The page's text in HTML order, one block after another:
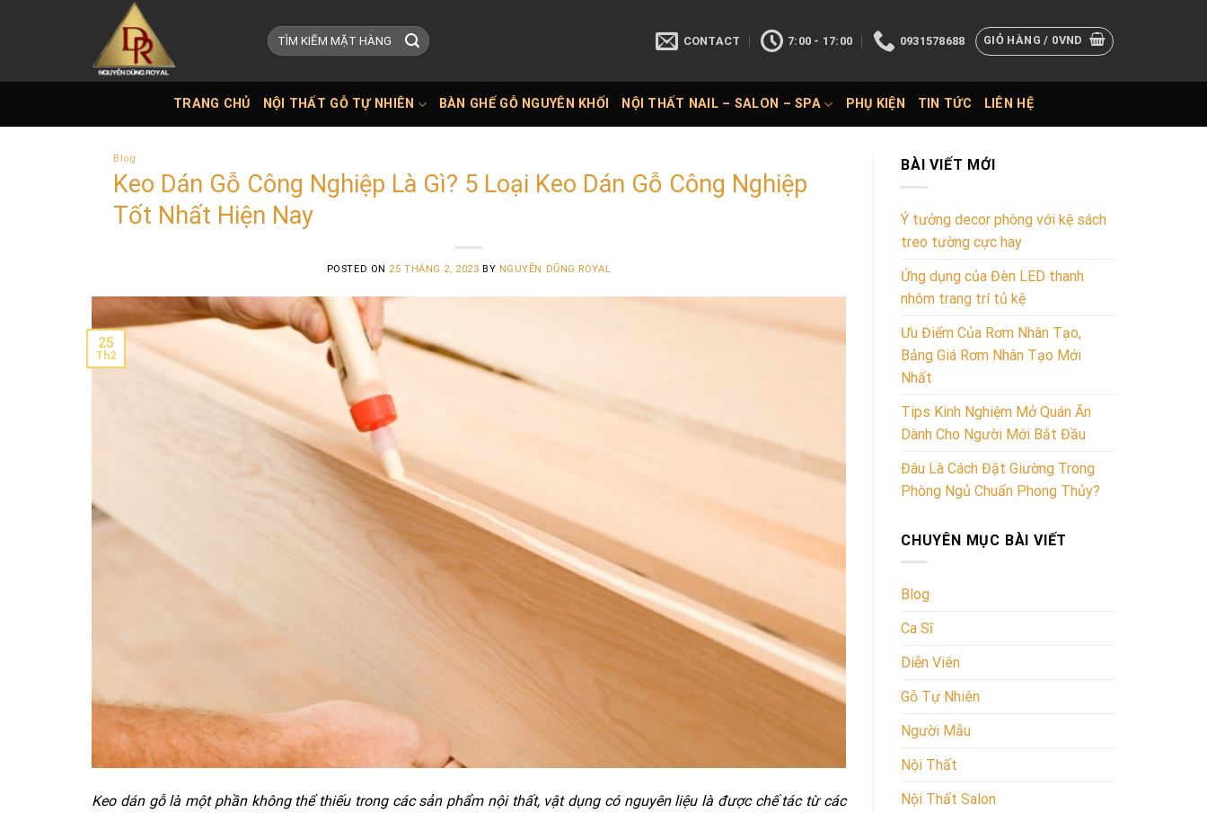
Tìm
kiếm:
CONTACT 7:00 - 17:00 0931578688 GIỎ HÀNG / 0VND
TRANG CHỦ NỘI THẤT GỖ TỰ NHIÊN BÀN GHẾ GỖ NGUYÊN KHỐI NỘI THẤT NAIL – SALON – SPA PHỤ KIỆN TIN TỨC LIÊN HỆ
Blog
Keo Dán Gỗ Công Nghiệp Là Gì? 5 Loại Keo Dán Gỗ Công Nghiệp
Tốt Nhất Hiện Nay
POSTED ON 25 THÁNG 2, 2023 BY NGUYỄN DŨNG ROYAL
25
Th2
Keo dán gỗ là một phần không thể thiếu trong các sản phẩm nội thất, vật dụng có nguyên liệu là được chế tác từ các
BÀI VIẾT MỚI
Ý tưởng decor phòng với kệ sách
treo tường cực hay
Ứng dụng của Đèn LED thanh
nhôm trang trí tủ kệ
Ưu Điểm Của Rơm Nhân Tạo,
Bảng Giá Rơm Nhân Tạo Mới
Nhất
Tips Kinh Nghiệm Mở Quán Ăn
Dành Cho Người Mới Bắt Đầu
Đâu Là Cách Đặt Giường Trong
Phòng Ngủ Chuẩn Phong Thủy?
CHUYÊN MỤC BÀI VIẾT
Blog
Ca Sĩ
Diễn Viên
Gỗ Tự Nhiên
Người Mẫu
Nội Thất
Nội Thất Salon